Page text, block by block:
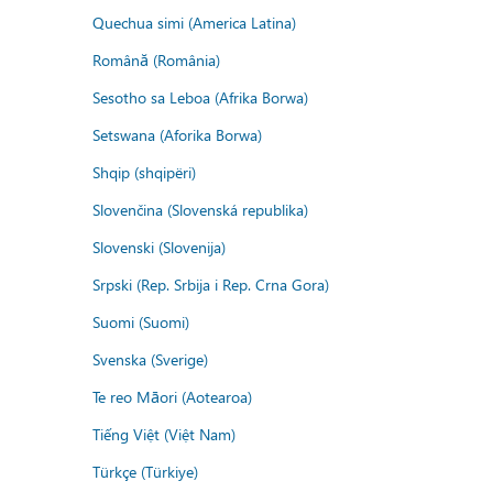
Quechua simi (America Latina)
Română (România)
Sesotho sa Leboa (Afrika Borwa)
Setswana (Aforika Borwa)
Shqip (shqipëri)
Slovenčina (Slovenská republika)
Slovenski (Slovenija)
Srpski (Rep. Srbija i Rep. Crna Gora)
Suomi (Suomi)
Svenska (Sverige)
Te reo Māori (Aotearoa)
Tiếng Việt (Việt Nam)
Türkçe (Türkiye)